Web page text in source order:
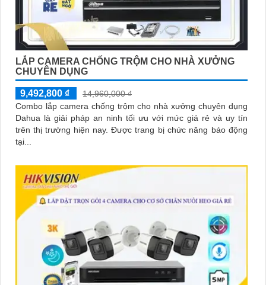
LẮP CAMERA CHỐNG TRỘM CHO NHÀ XƯỞNG
CHUYÊN DỤNG
9,492,800 ₫
14,960,000 ₫
Combo lắp camera chống trộm cho nhà xưởng chuyên dụng
Dahua là giải pháp an ninh tối ưu với mức giá rẻ và uy tín
trên thị trường hiện nay. Được trang bị chức năng báo động
tại...